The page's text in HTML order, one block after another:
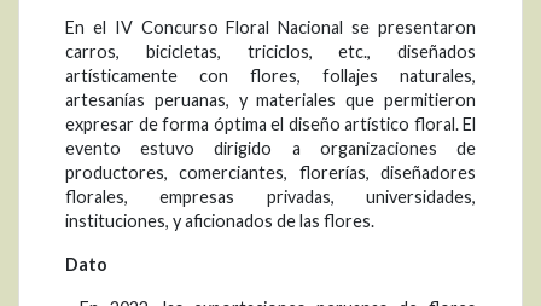
En el IV Concurso Floral Nacional se presentaron
carros, bicicletas, triciclos, etc., diseñados
artísticamente con flores, follajes naturales,
artesanías peruanas, y materiales que permitieron
expresar de forma óptima el diseño artístico floral. El
evento estuvo dirigido a organizaciones de
productores, comerciantes, florerías, diseñadores
florales, empresas privadas, universidades,
instituciones, y aficionados de las flores.
Dato